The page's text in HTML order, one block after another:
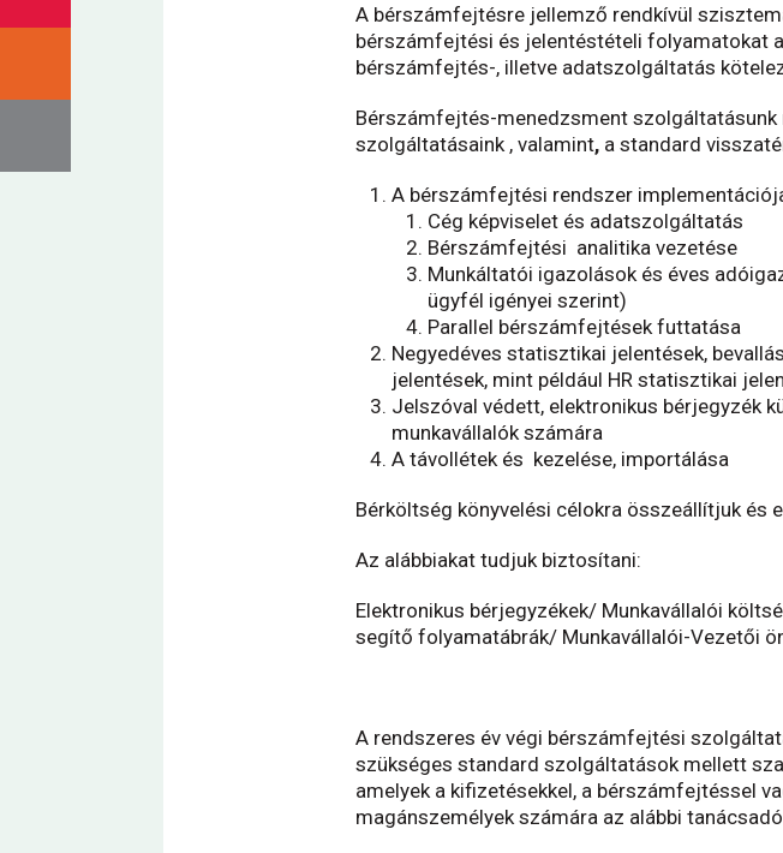
A bérszámfejtésre jellemző rendkívül
bérszámfejtési és jelentéstételi folyamatokat
bérszámfejtés-, illetve adatszolgáltatás
Bérszámfejtés-menedzsment
szolgáltatásaink , valamint, a standard
A bérszámfejtési rendszer
Cég képviselet és adatszolgáltatás
Bérszámfejtési analitika vezetése
Munkáltatói igazolások és éves
ügyfél igényei szerint)
Parallel bérszámfejtések futtatása
Negyedéves statisztikai jelentések,
jelentések, mint például HR statisztikai
Jelszóval védett, elektronikus bérjegyzék
munkavállalók számára
A távollétek és kezelése, importálása
Bérköltség könyvelési célokra összeállítjuk
Az alábbiakat tudjuk biztosítani:
Elektronikus bérjegyzékek/ Munkavállalói
segítő folyamatábrák/ Munkavállalói-Vezetői
A rendszeres év végi bérszámfejtési
szükséges standard szolgáltatások mellett
amelyek a kifizetésekkel, a bérszámfejtéssel
magánszemélyek számára az alábbi